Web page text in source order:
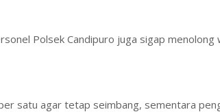
Polsek Candipuro juga sigap menolong
satu agar tetap seimbang, sementara